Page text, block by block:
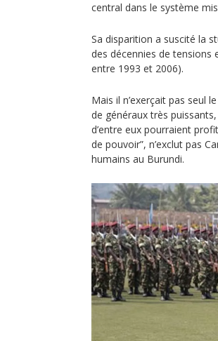
central dans le système
Sa disparition a suscité la
des décennies de tensions
entre 1993 et 2006).
Mais il n’exerçait pas seul
de généraux très
d’entre eux pourraient
de pouvoir”, n’exclut pas
humains au Burundi.